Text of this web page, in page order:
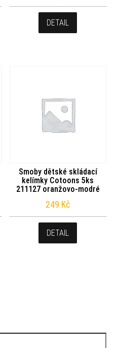
DETAIL
Smoby dětské skládací
kelímky Cotoons 5ks
211127 oranžovo-modré
249 Kč
DETAIL